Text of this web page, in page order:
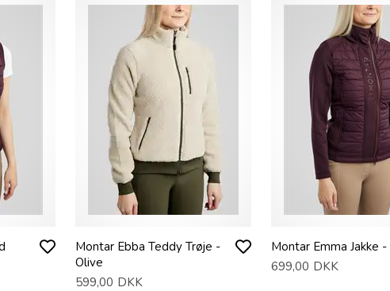
Montar Ebba Teddy Trøje -
Olive
599,00 DKK
Montar Emma Jakke -
699,00 DKK